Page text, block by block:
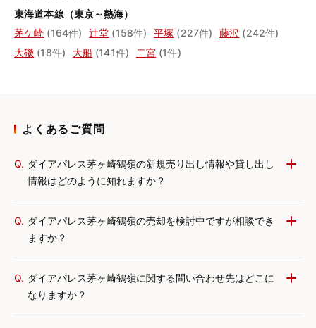
東海道本線（東京～熱海）
茅ケ崎 (164件) 辻堂 (158件) 平塚 (227件) 藤沢 (242件)
大磯 (18件) 大船 (141件) 二宮 (1件)
よくあるご質問
Q. ダイアパレス茅ヶ崎鶴嶺の新規売り出し情報や貸し出し
情報はどのように知れますか？
Q. ダイアパレス茅ヶ崎鶴嶺の売却を検討中ですが相談でき
ますか？
Q. ダイアパレス茅ヶ崎鶴嶺に関する問い合わせ先はどこに
なりますか？